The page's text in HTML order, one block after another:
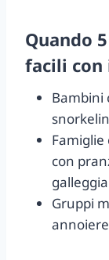
Quando
facili con
Bambini
con
Gruppi